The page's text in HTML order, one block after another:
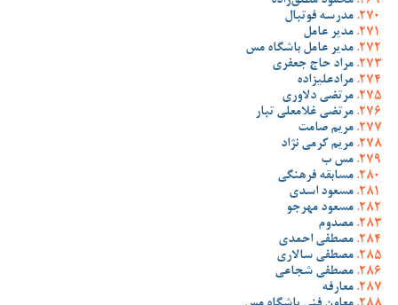
مدرسه فوتبال
مدیر عامل
مدیر عامل باشگاه مس
مراد حاج جعفری
مرادعلیزاده
مرتضی دلاوری
مرتضی غلامعلی تبار
مریم صامت
مریم کرمی نژاد
مس ب
مسابقه فرهنگی
مسعود اسدی
مسعود مهرجو
مصدوم
مصطفی احمدی
مصطفی سالاری
مصطفی شجاعی
معارفه